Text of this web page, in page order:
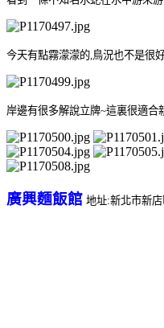
今天有點霧濛濛的 鳥況也不是很
岸邊有很多解說立牌~這裏很適合
廣興麵飯館 地址:新北市新